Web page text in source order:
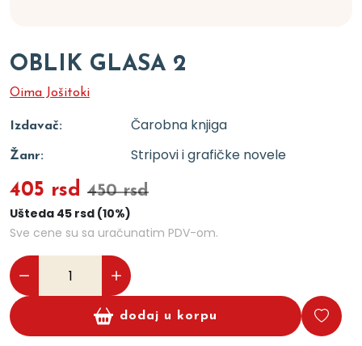
OBLIK GLASA 2
Oima Jošitoki
Izdavač: Čarobna knjiga
Žanr: Stripovi i grafičke novele
405 rsd 450 rsd
Ušteda 45 rsd (10%)
Sve cene su sa uračunatim PDV-om.
dodaj u korpu